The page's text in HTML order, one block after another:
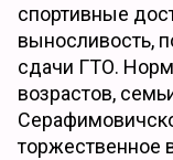
спортивные
выносливость,
сдачи ГТО.
возрастов,
торжественное